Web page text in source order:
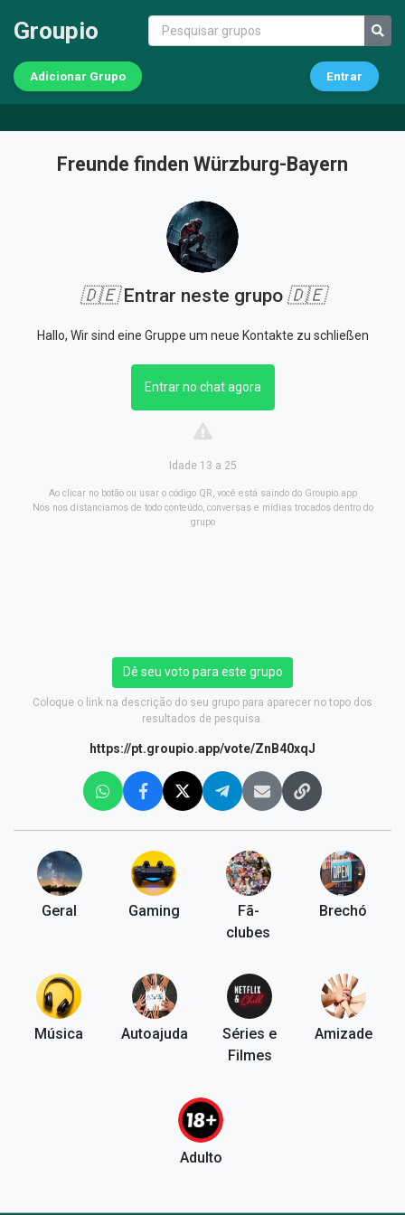
Groupio
Adicionar Grupo Entrar
Freunde finden Würzburg-Bayern
🇩🇪Entrar neste grupo 🇩🇪
Hallo, Wir sind eine Gruppe um neue Kontakte zu schließen
Entrar no chat agora
Idade 13 a 25
Ao clicar no botão ou usar o código QR, você está saindo do Groupio.app
Nós nos distanciamos de todo conteúdo, conversas e mídias trocados dentro do
grupo
Dê seu voto para este grupo
Coloque o link na descrição do seu grupo para aparecer no topo dos
resultados de pesquisa.
https://pt.groupio.app/vote/ZnB40xqJ
Geral Gaming
Fã-
clubes
Brechó
Música Autoajuda
Séries e
Filmes
Amizade
Adulto